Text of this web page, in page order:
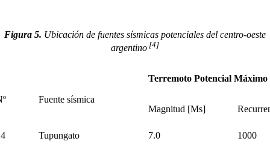
Figura 5. Ubicación de fuentes sísmicas potenciales del centro-oeste
argentino [4]
Fuente sísmica
Terremoto Potencial Máximo
Magnitud [Ms]
Tupungato 7.0 1000